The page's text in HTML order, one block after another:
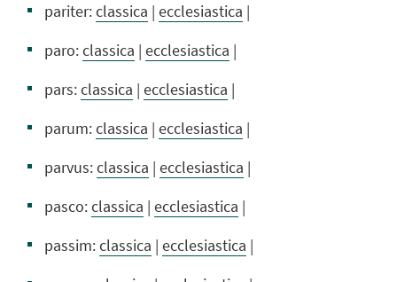
pariter:classica | ecclesiastica |
paro:classica | ecclesiastica |
pars:classica | ecclesiastica |
parum:classica | ecclesiastica |
parvus:classica | ecclesiastica |
pasco:classica | ecclesiastica |
passim:classica | ecclesiastica |